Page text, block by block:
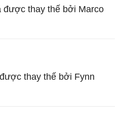
được thay thế bởi Marco
thay thế bởi Fynn